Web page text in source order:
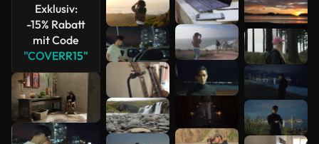
Exklusiv:
-15% Rabatt
mit Code
"COVERR15"